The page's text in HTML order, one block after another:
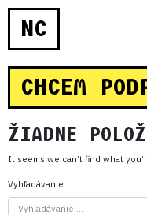
NC
CHCEM
ŽIADNE
It seems we can’t find what
Vyhľadávanie